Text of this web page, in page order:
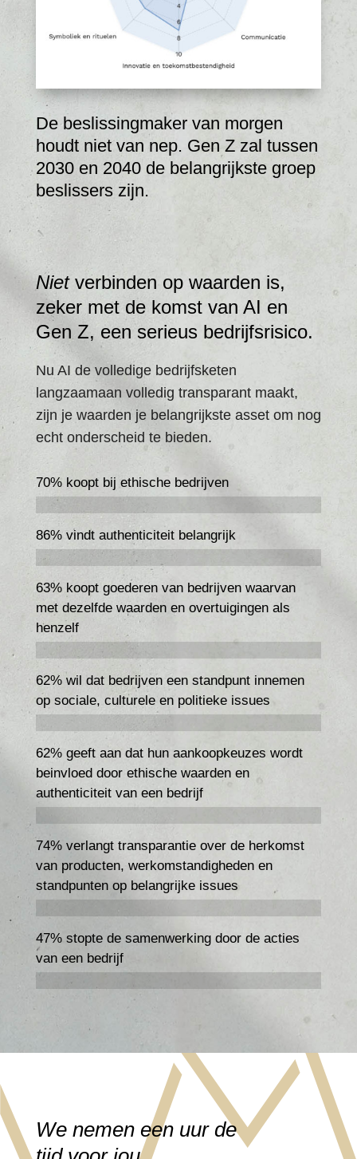
De beslissingmaker van morgen
houdt niet van nep. Gen Z zal tussen
2030 en 2040 de belangrijkste groep
beslissers zijn.
Nietverbinden op waarden is,
zeker met de komst van AI en
Gen Z, een serieus bedrijfsrisico.
Nu AI de volledige bedrijfsketen
langzaamaan volledig transparant maakt,
zijn je waarden je belangrijkste asset om nog
echt onderscheid te bieden.
70% koopt bij ethische bedrijven
86% vindt authenticiteit belangrijk
63% koopt goederen van bedrijven waarvan
met dezelfde waarden en overtuigingen als
henzelf
62% wil dat bedrijven een standpunt innemen
op sociale, culturele en politieke issues
62% geeft aan dat hun aankoopkeuzes wordt
beinvloed door ethische waarden en
authenticiteit van een bedrijf
74% verlangt transparantie over de herkomst
van producten, werkomstandigheden en
standpunten op belangrijke issues
47% stopte de samenwerking door de acties
van een bedrijf
We nemen een uur de